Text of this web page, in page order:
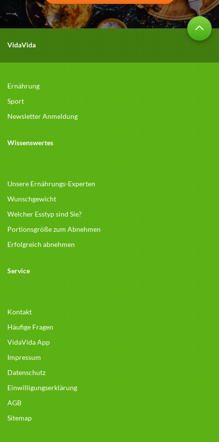
VidaVida
Ernährung
Sport
Newsletter Anmeldung
Wissenswertes
Unsere Ernährungs-Experten
Wunschgewicht
Welcher Esstyp sind Sie?
Portionsgröße zum Abnehmen
Erfolgreich abnehmen
Service
Kontakt
Häufige Fragen
VidaVida App
Impressum
Datenschutz
Einwilligungserklärung
AGB
Sitemap